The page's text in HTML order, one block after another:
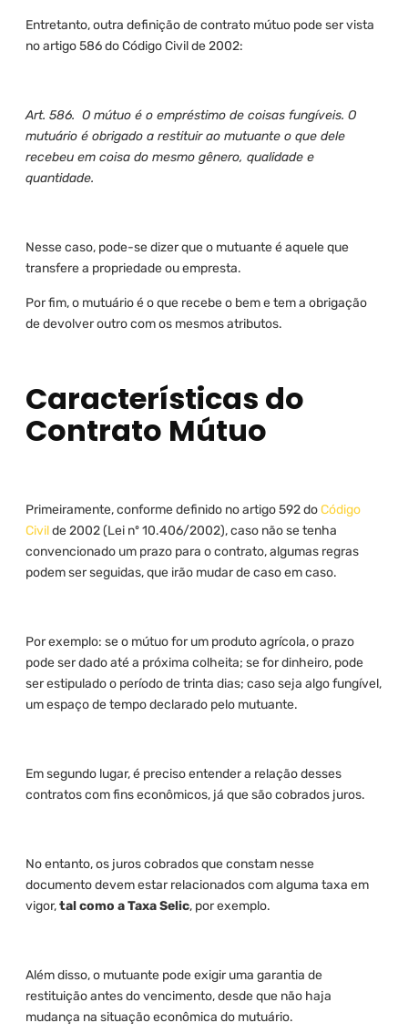
Entretanto, outra definição de contrato mútuo pode ser vista
no artigo 586 do Código Civil de 2002:
Art. 586. O mútuo é o empréstimo de coisas fungíveis. O
mutuário é obrigado a restituir ao mutuante o que dele
recebeu em coisa do mesmo gênero, qualidade e
quantidade.
Nesse caso, pode-se dizer que o mutuante é aquele que
transfere a propriedade ou empresta.
Por fim, o mutuário é o que recebe o bem e tem a obrigação
de devolver outro com os mesmos atributos.
Características do
Contrato Mútuo
Primeiramente, conforme definido no artigo 592 doCódigo
Civilde 2002 (Lei nº 10.406/2002), caso não se tenha
convencionado um prazo para o contrato, algumas regras
podem ser seguidas, que irão mudar de caso em caso.
Por exemplo: se o mútuo for um produto agrícola, o prazo
pode ser dado até a próxima colheita; se for dinheiro, pode
ser estipulado o período de trinta dias; caso seja algo fungível,
um espaço de tempo declarado pelo mutuante.
Em segundo lugar, é preciso entender a relação desses
contratos com fins econômicos, já que são cobrados juros.
No entanto, os juros cobrados que constam nesse
documento devem estar relacionados com alguma taxa em
vigor,tal como a Taxa Selic, por exemplo.
Além disso, o mutuante pode exigir uma garantia de
restituição antes do vencimento, desde que não haja
mudança na situação econômica do mutuário.